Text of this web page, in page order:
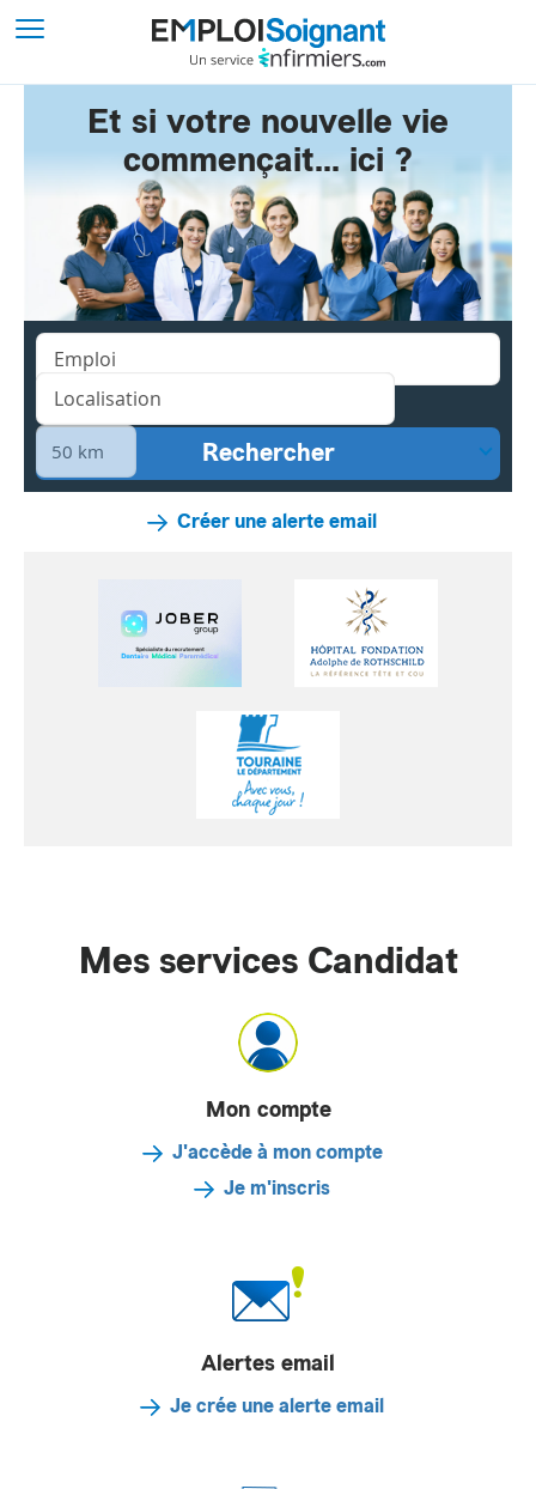
Et si votre nouvelle vie
commençait... ici ?
Créer une alerte email
Mes services Candidat
Mon compte
J'accède à mon compte
Je m'inscris
Alertes email
Je crée une alerte email